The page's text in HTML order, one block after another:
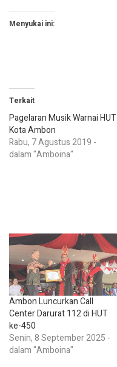
Menyukai ini:
Terkait
Pagelaran Musik Warnai HUT
Kota Ambon
Rabu, 7 Agustus 2019 -
dalam "Amboina"
Ambon Luncurkan Call
Center Darurat 112 di HUT
ke-450
Senin, 8 September 2025 -
dalam "Amboina"